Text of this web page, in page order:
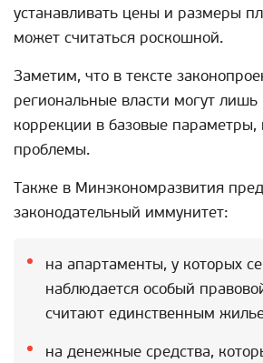
устанавливать цены и размеры
может считаться роскошной.
Заметим, что в тексте
региональные власти могут лишь
коррекции в базовые параметры,
проблемы.
Также в Минэкономразвития
законодательный иммунитет:
на апартаменты, у которых
наблюдается особый
считают единственным
на денежные средства,